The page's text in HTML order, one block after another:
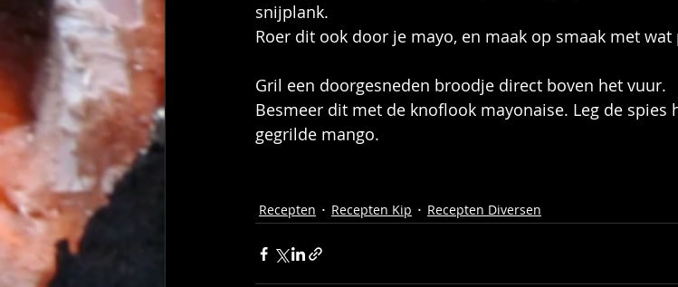
snijplank.
Roer dit ook door je mayo, en maak op smaak met wat
Gril een doorgesneden broodje direct boven het vuur.
Besmeer dit met de knoflook mayonaise. Leg de spies
gegrilde mango.
Recepten Recepten Kip Recepten Diversen